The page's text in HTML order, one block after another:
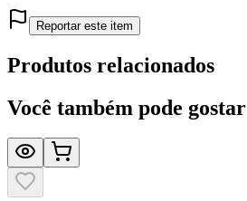
Reportar este item
Produtos relacionados
Você também pode gostar